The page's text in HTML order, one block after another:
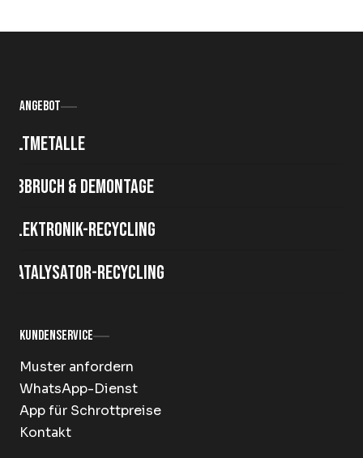
Angebot
Altmetalle
Abbruch & Demontage
Elektronik-Recycling
Katalysator-Recycling
Kundenservice
Muster anfordern
WhatsApp-Dienst
App für Schrottpreise
Kontakt